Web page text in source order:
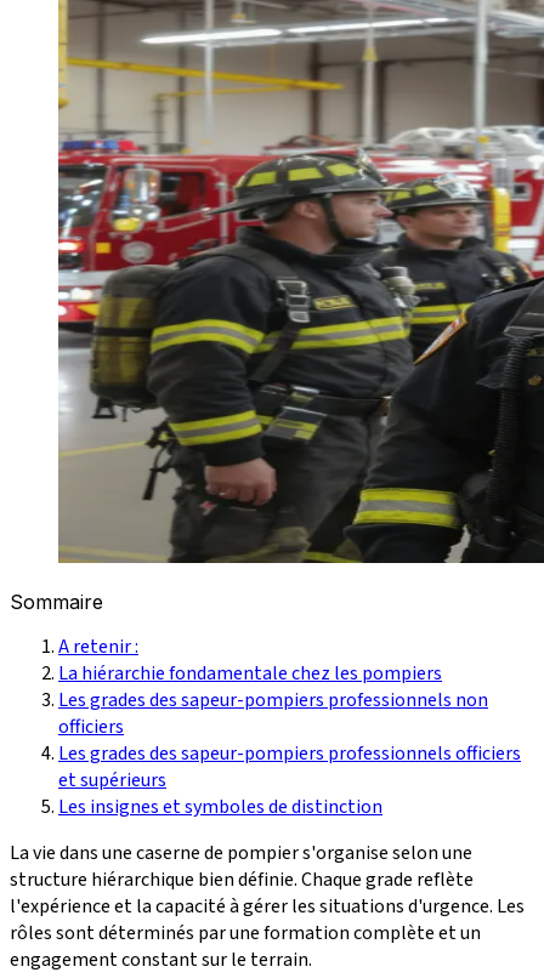
Sommaire
A retenir :
La hiérarchie fondamentale chez les pompiers
Les grades des sapeur-pompiers professionnels non
officiers
Les grades des sapeur-pompiers professionnels officiers
et supérieurs
Les insignes et symboles de distinction
La vie dans une caserne de pompier s'organise selon une
structure hiérarchique bien définie. Chaque grade reflète
l'expérience et la capacité à gérer les situations d'urgence. Les
rôles sont déterminés par une formation complète et un
engagement constant sur le terrain.